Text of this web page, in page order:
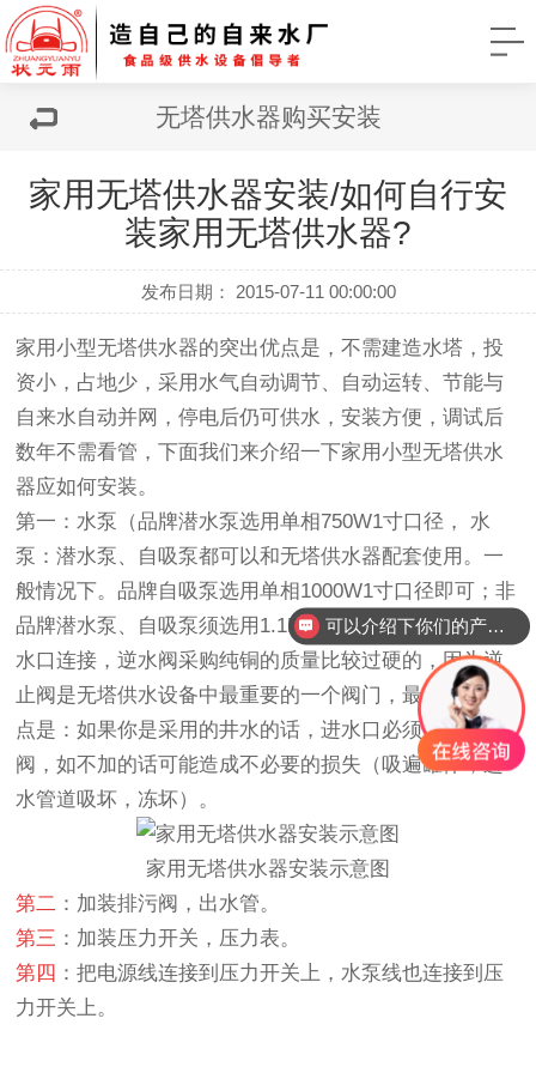
无塔供水器购买安装
家用无塔供水器安装/如何自行安
装家用无塔供水器?
发布日期： 2015-07-11 00:00:00
家用小型无塔供水器的突出优点是，不需建造水塔，投
资小，占地少，采用水气自动调节、自动运转、节能与
自来水自动并网，停电后仍可供水，安装方便，调试后
数年不需看管，下面我们来介绍一下家用小型无塔供水
器应如何安装。
第一 ：水泵（品牌潜水泵选用单相750W1寸口径， 水
泵：潜水泵、自吸泵都可以和无塔供水器配套使用。一
般情况下。品牌自吸泵选用单相1000W1寸口径即可；非
品牌潜水泵、自吸泵须选用1.1KW以上，1寸口径）与进
水口连接，逆水阀采购纯铜的质量比较过硬的，因为逆
止阀是无塔供水设备中最重要的一个阀门，最重要的一
点是：如果你是采用的井水的话，进水口必须加装补气
阀，如不加的话可能造成不必要的损失（吸遍罐体，进
水管道吸坏，冻坏）。
家用无塔供水器安装示意图
第二 ：加装排污阀，出水管。
第三 ：加装压力开关，压力表。
第四 ：把电源线连接到压力开关上，水泵线也连接到压
力开关上。
可以介绍下你们的产品么？